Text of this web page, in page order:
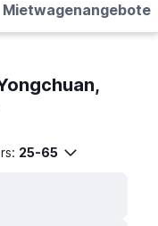
Mietwagenangebote
25-65